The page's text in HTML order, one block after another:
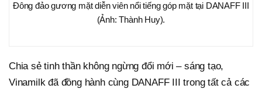
Đông đảo gương mặt diễn viên nổi tiếng góp mặt tại DANAFF III
(Ảnh: Thành Huy).
Chia sẻ tinh thần không ngừng đổi mới – sáng tạo,
Vinamilk đã đồng hành cùng DANAFF III trong tất cả các